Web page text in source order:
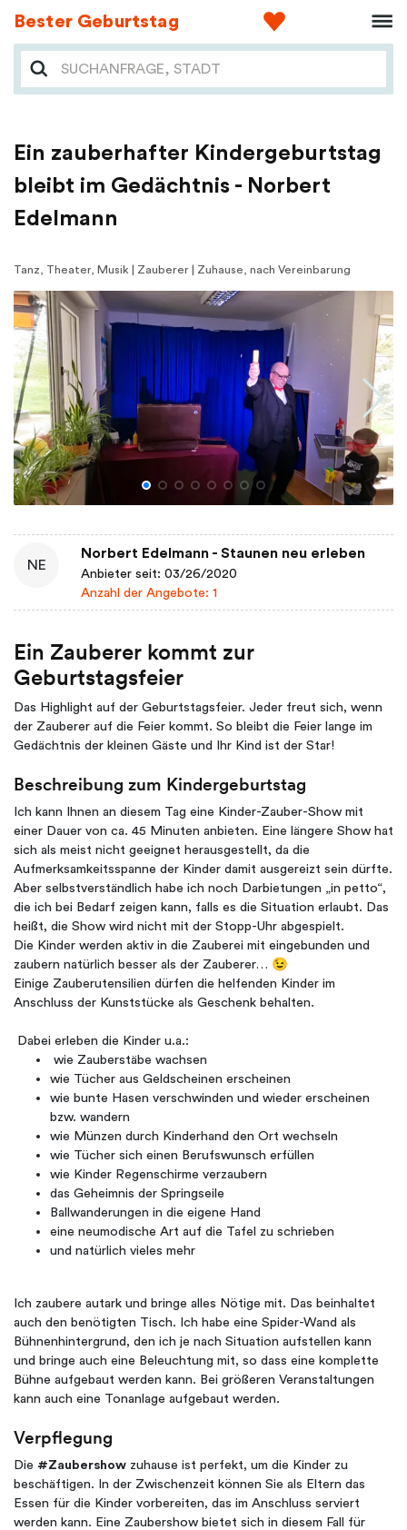
Bester Geburtstag
Ein zauberhafter Kindergeburtstag
bleibt im Gedächtnis - Norbert
Edelmann
Tanz, Theater, Musik | Zauberer | Zuhause, nach Vereinbarung
NE
Norbert Edelmann - Staunen neu erleben
Anbieter seit: 03/26/2020
Anzahl der Angebote: 1
Ein Zauberer kommt zur
Geburtstagsfeier
Das Highlight auf der Geburtstagsfeier. Jeder freut sich, wenn
der Zauberer auf die Feier kommt. So bleibt die Feier lange im
Gedächtnis der kleinen Gäste und Ihr Kind ist der Star!
Beschreibung zum Kindergeburtstag
Ich kann Ihnen an diesem Tag eine Kinder-Zauber-Show mit
einer Dauer von ca. 45 Minuten anbieten. Eine längere Show hat
sich als meist nicht geeignet herausgestellt, da die
Aufmerksamkeitsspanne der Kinder damit ausgereizt sein dürfte.
Aber selbstverständlich habe ich noch Darbietungen „in petto“,
die ich bei Bedarf zeigen kann, falls es die Situation erlaubt. Das
heißt, die Show wird nicht mit der Stopp-Uhr abgespielt.
Die Kinder werden aktiv in die Zauberei mit eingebunden und
zaubern natürlich besser als der Zauberer… 😉
Einige Zauberutensilien dürfen die helfenden Kinder im
Anschluss der Kunststücke als Geschenk behalten.
Dabei erleben die Kinder u.a.:
wie Zauberstäbe wachsen
wie Tücher aus Geldscheinen erscheinen
wie bunte Hasen verschwinden und wieder erscheinen
bzw. wandern
wie Münzen durch Kinderhand den Ort wechseln
wie Tücher sich einen Berufswunsch erfüllen
wie Kinder Regenschirme verzaubern
das Geheimnis der Springseile
Ballwanderungen in die eigene Hand
eine neumodische Art auf die Tafel zu schrieben
und natürlich vieles mehr
Ich zaubere autark und bringe alles Nötige mit. Das beinhaltet
auch den benötigten Tisch. Ich habe eine Spider-Wand als
Bühnenhintergrund, den ich je nach Situation aufstellen kann
und bringe auch eine Beleuchtung mit, so dass eine komplette
Bühne aufgebaut werden kann. Bei größeren Veranstaltungen
kann auch eine Tonanlage aufgebaut werden.
Verpflegung
Die #Zaubershow zuhause ist perfekt, um die Kinder zu
beschäftigen. In der Zwischenzeit können Sie als Eltern das
Essen für die Kinder vorbereiten, das im Anschluss serviert
werden kann. Eine Zaubershow bietet sich in diesem Fall für